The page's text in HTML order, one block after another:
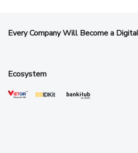
Every Company Will Become a
Ecosystem